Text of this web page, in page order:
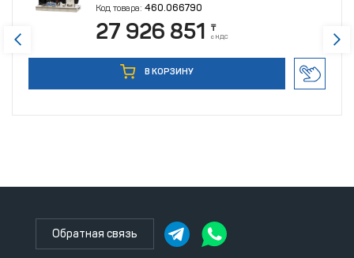
Код товара: 460.066790
27 926 851 ₸
с НДС
В КОРЗИНУ
Обратная связь